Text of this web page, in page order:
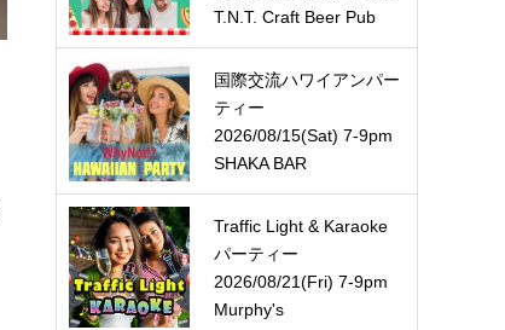
T.N.T. Craft Beer Pub
国際交流ハワイアンパー
ティー
2026/08/15(Sat) 7-9pm
SHAKA BAR
Traffic Light & Karaoke
パーティー
2026/08/21(Fri) 7-9pm
Murphy's